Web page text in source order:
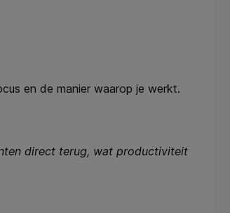
en de manier waarop je werkt.
direct terug, wat productiviteit